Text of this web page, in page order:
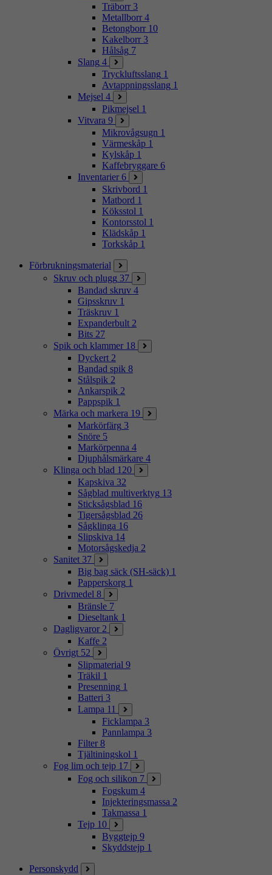
Träborr 3
Metallborr 4
Betongborr 10
Kakelborr 3
Hålsåg 7
Slang 4
Tryckluftsslang 1
Avtappningsslang 1
Mejsel 4
Pikmejsel 1
Vitvara 9
Mikrovågsugn 1
Värmeskåp 1
Kylskåp 1
Kaffebryggare 6
Inventarier 6
Skrivbord 1
Matbord 1
Köksstol 1
Kontorsstol 1
Klädskåp 1
Torkskåp 1
Förbrukningsmaterial
Skruv och plugg 37
Bandad skruv 4
Gipsskruv 1
Träskruv 1
Expanderbult 2
Bits 27
Spik och klammer 18
Dyckert 2
Bandad spik 8
Stålspik 2
Ankarspik 2
Pappspik 1
Märka och markera 19
Markörfärg 3
Snöre 5
Markörpenna 4
Djuphålsmärkare 4
Klinga och blad 120
Kapskiva 32
Sågblad multiverktyg 13
Sticksågsblad 16
Tigersågsblad 26
Sågklinga 16
Slipskiva 14
Motorsågskedja 2
Sanitet 37
Big bag säck (SH-säck) 1
Papperskorg 1
Drivmedel 8
Bränsle 7
Dieseltank 1
Dagligvaror 2
Kaffe 2
Övrigt 52
Slipmaterial 9
Träkil 1
Presenning 1
Batteri 3
Lampa 11
Ficklampa 3
Pannlampa 3
Filter 8
Tjältiningskol 1
Fog lim och tejp 17
Fog och silikon 7
Fogskum 4
Injekteringsmassa 2
Takmassa 1
Tejp 10
Byggtejp 9
Skyddstejp 1
Personskydd